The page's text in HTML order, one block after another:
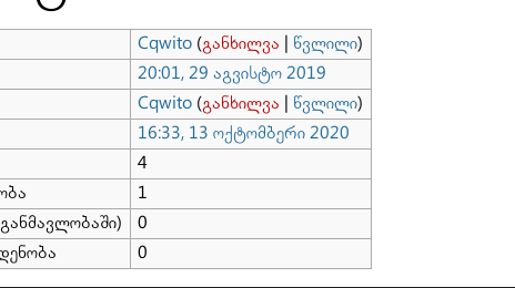
Cqwito (განხილვა წვლილი)
20:01, 29 აგვისტო 2019
Cqwito (განხილვა წვლილი)
16:33, 13 ოქტომბერი 2020
4
1
0
0